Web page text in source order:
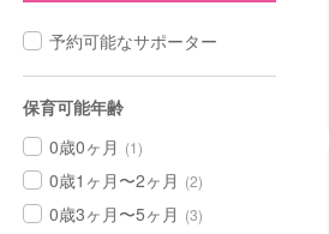
予約可能なサポーター
保育可能年齢
0歳0ヶ月 (1)
0歳1ヶ月〜2ヶ月 (2)
0歳3ヶ月〜5ヶ月 (3)